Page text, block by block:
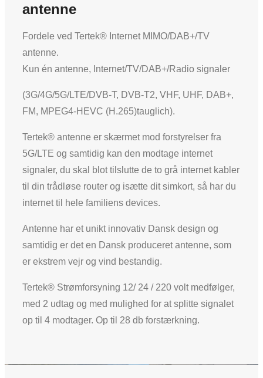
antenne
Fordele ved Tertek® Internet MIMO/DAB+/TV
antenne.
Kun én antenne, Internet/TV/DAB+/Radio signaler
(3G/4G/5G/LTE/DVB-T, DVB-T2, VHF, UHF, DAB+,
FM, MPEG4-HEVC (H.265)tauglich).
Tertek® antenne er skærmet mod forstyrelser fra
5G/LTE og samtidig kan den modtage internet
signaler, du skal blot tilslutte de to grå internet kabler
til din trådløse router og isætte dit simkort, så har du
internet til hele familiens devices.
Antenne har et unikt innovativ Dansk design og
samtidig er det en Dansk produceret antenne, som
er ekstrem vejr og vind bestandig.
Tertek® Strømforsyning 12/ 24 / 220 volt medfølger,
med 2 udtag og med mulighed for at splitte signalet
op til 4 modtager. Op til 28 db forstærkning.